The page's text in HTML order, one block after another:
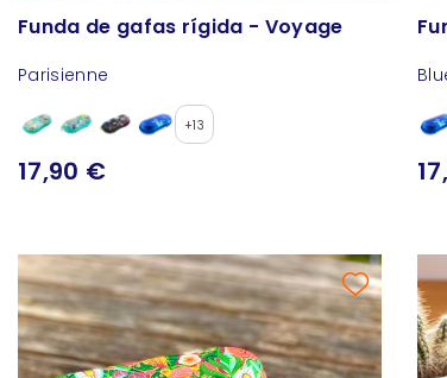
Funda de gafas rígida - Voyage
Parisienne
+13
17,90 €